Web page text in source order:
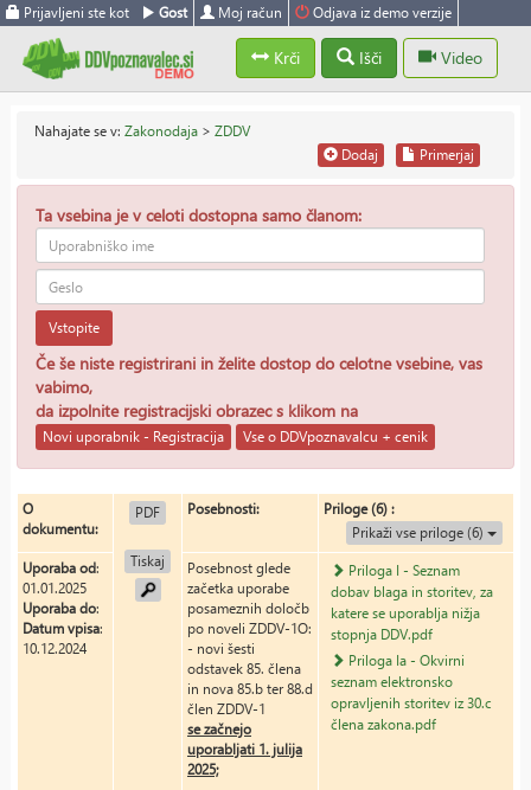
Prijavljeni ste kot Gost Moj račun Odjava iz demo verzije
Krči Išči Video
Nahajate se v: Zakonodaja > ZDDV
Primerjaj
Dodaj
Ta vsebina je v celoti dostopna samo članom:
Vstopite
Če še niste registrirani in želite dostop do celotne vsebine, vas
vabimo,
da izpolnite registracijski obrazec s klikom na
Novi uporabnik - Registracija Vse o DDVpoznavalcu + cenik
O
dokumentu:
PDF
Tiskaj
Posebnosti:
Priloge (6) :
Prikaži vse priloge (6)
Uporaba od:
01.01.2025
Uporaba do:
Datum vpisa:
10.12.2024
Posebnost glede
začetka uporabe
posameznih določb
po noveli ZDDV-1O:
- novi šesti
odstavek 85. člena
in nova 85.b ter 88.d
člen ZDDV-1
se začnejo
uporabljati 1. julija
2025;
Priloga I - Seznam
dobav blaga in storitev, za
katere se uporablja nižja
stopnja DDV.pdf
Priloga Ia - Okvirni
seznam elektronsko
opravljenih storitev iz 30.c
člena zakona.pdf